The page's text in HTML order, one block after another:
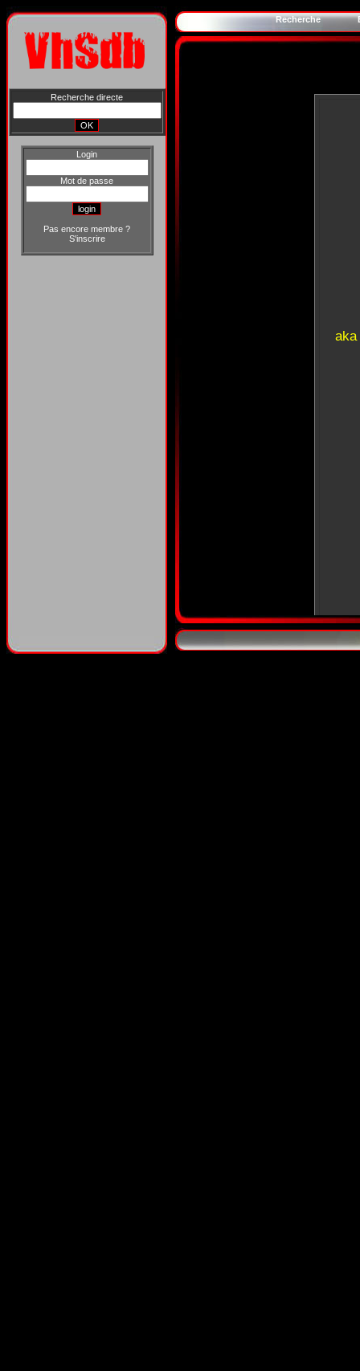
Recherche directe
Login
Mot de passe
Pas encore membre ?
S'inscrire
Recherche